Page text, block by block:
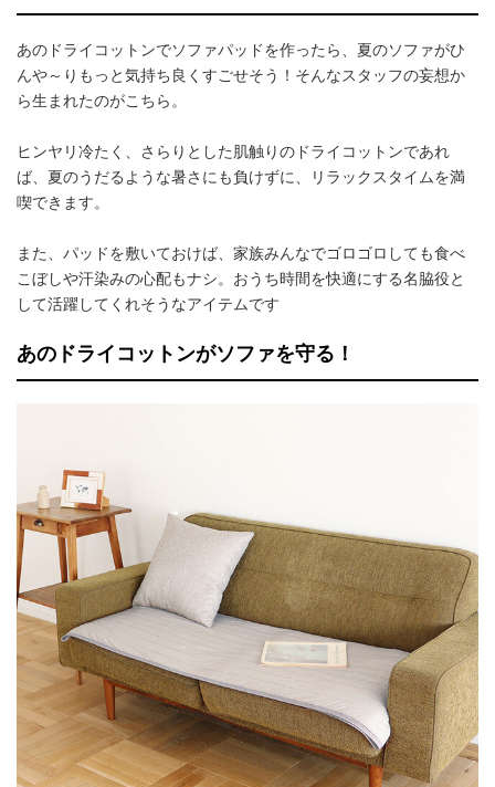
あのドライコットンでソファパッドを作ったら、夏のソファがひ
んや～りもっと気持ち良くすごせそう！そんなスタッフの妄想か
ら生まれたのがこちら。
ヒンヤリ冷たく、さらりとした肌触りのドライコットンであれ
ば、夏のうだるような暑さにも負けずに、リラックスタイムを満
喫できます。
また、パッドを敷いておけば、家族みんなでゴロゴロしても食べ
こぼしや汗染みの心配もナシ。おうち時間を快適にする名脇役と
して活躍してくれそうなアイテムです
あのドライコットンがソファを守る！